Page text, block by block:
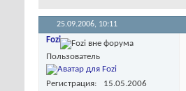
25.09.2006, 10:11
Fozi
Пользователь
Регистрация
15.05.2006